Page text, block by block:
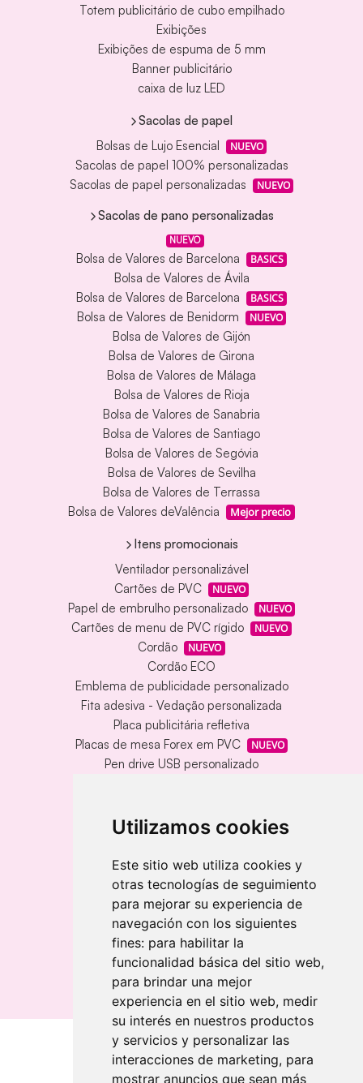
Utilizamos cookies
Este sitio web utiliza cookies y
otras tecnologías de seguimiento
para mejorar su experiencia de
navegación con los siguientes
fines: para habilitar la
funcionalidad básica del sitio web,
para brindar una mejor
experiencia en el sitio web, medir
su interés en nuestros productos
y servicios y personalizar las
interacciones de marketing, para
mostrar anuncios que sean más
Totem publicitário de cubo empilhado
Exibições
Exibições de espuma de 5 mm
Banner publicitário
caixa de luz LED
Sacolas de papel
Bolsas de Lujo Esencial
NUEVO
Sacolas de papel 100% personalizadas
Sacolas de papel personalizadas
NUEVO
Sacolas de pano personalizadas
NUEVO
Bolsa de Valores de Barcelona BASICS
Bolsa de Valores de Ávila
Bolsa de Valores de Barcelona
BASICS
Bolsa de Valores de Benidorm NUEVO
Bolsa de Valores de Gijón
Bolsa de Valores de Girona
Bolsa de Valores de Málaga
Bolsa de Valores de Rioja
Bolsa de Valores de Sanabria
Bolsa de Valores de Santiago
Bolsa de Valores de Segóvia
Bolsa de Valores de Sevilha
Bolsa de Valores de Terrassa
Bolsa de Valores deValência
Mejor precio
Itens promocionais
Ventilador personalizável
Cartões de PVC
NUEVO
Papel de embrulho personalizado NUEVO
Cartões de menu de PVC rígido NUEVO
Cordão NUEVO
Cordão ECO
Emblema de publicidade personalizado
Fita adesiva - Vedação personalizada
Placa publicitária refletiva
Placas de mesa Forex em PVC
NUEVO
Pen drive USB personalizado
Chaveiro redondo em madeira e metal
Chaveiro retangular em madeira clara
Banderolas
Bandeiras publicitárias
Bandeiras publicitárias
Bandeiras publicitárias
Quem somos